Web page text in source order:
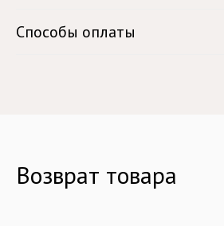
Способы оплаты
Возврат товара